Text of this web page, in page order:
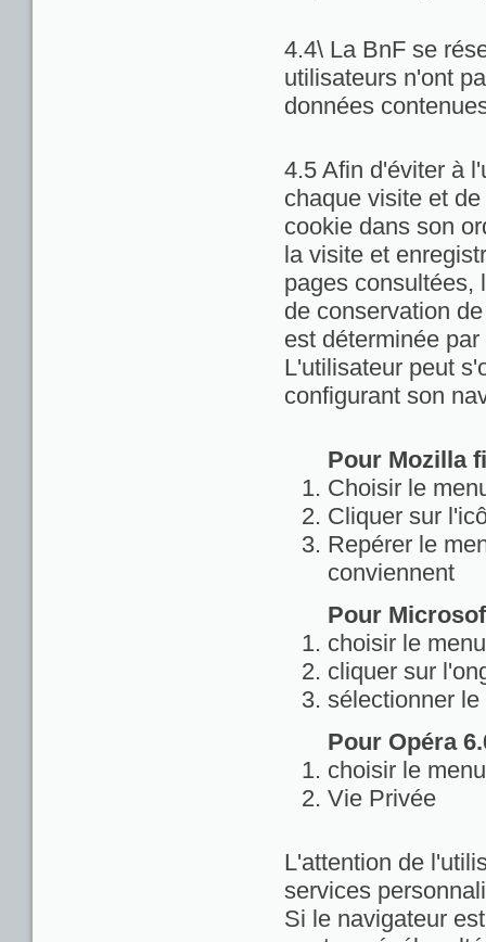
4.4\ La BnF se
utilisateurs n'ont
données
4.5 Afin d'éviter à
chaque visite et
cookie dans son
la visite et
pages consultées,
de conservation
est déterminée
L'utilisateur peut
configurant son
Pour Mozilla
Choisir le
Cliquer sur
Repérer le
conviennent
Pour
choisir le
cliquer sur
sélectionner
Pour Opéra
choisir le
Vie Privée
L'attention de
services
Si le navigateur